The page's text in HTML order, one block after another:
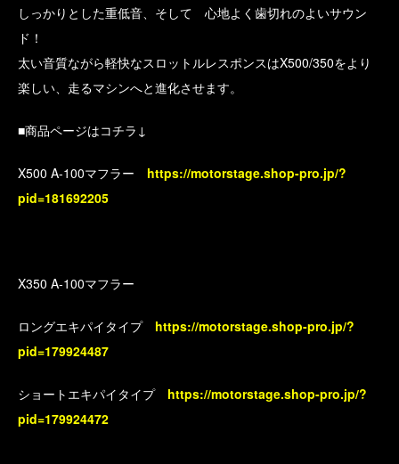
しっかりとした重低音、そして 心地よく歯切れのよいサウン
ド！
太い音質ながら軽快なスロットルレスポンスはX500/350をより
楽しい、走るマシンへと進化させます。
■商品ページはコチラ↓
X500 A-100マフラー https://motorstage.shop-pro.jp/?
pid=181692205
X350 A-100マフラー
ロングエキパイタイプ https://motorstage.shop-pro.jp/?
pid=179924487
ショートエキパイタイプ https://motorstage.shop-pro.jp/?
pid=179924472